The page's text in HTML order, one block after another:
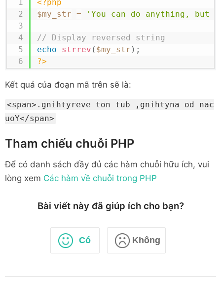
<?php
$my_str = 'You can do anything, but
// Display reversed string
echo
strrev ( $my_str ) ;
?>
Kết quả của đoạn mã trên sẽ là:
<span>.gnihtyreve ton tub ,gnihtyna od nac
uoY</span>
Tham chiếu chuỗi PHP
Để có danh sách đầy đủ các hàm chuỗi hữu ích, vui
lòng xem Các hàm về chuỗi trong PHP
Bài viết này đã giúp ích cho bạn?
Có Không